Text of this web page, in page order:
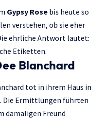
Gypsy Rose bis heute so
verstehen, ob sie eher
ehrliche Antwort lautet:
Etiketten.
Blanchard
tot in ihrem Haus in
Die Ermittlungen führten
damaligen Freund